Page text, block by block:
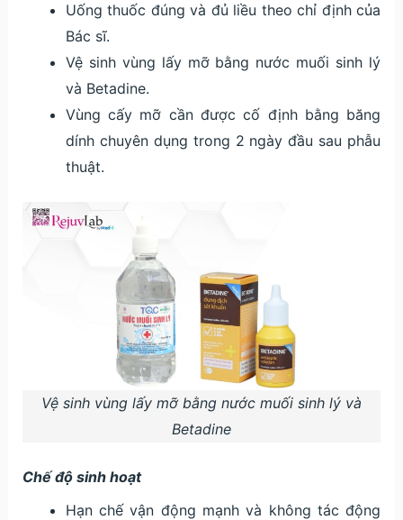
Uống thuốc đúng và đủ liều theo chỉ định của
Bác sĩ.
Vệ sinh vùng lấy mỡ bằng nước muối sinh lý
và Betadine.
Vùng cấy mỡ cần được cố định bằng băng
dính chuyên dụng trong 2 ngày đầu sau phẫu
thuật.
Vệ sinh vùng lấy mỡ bằng nước muối sinh lý và
Betadine
Chế độ sinh hoạt
Hạn chế vận động mạnh và không tác động